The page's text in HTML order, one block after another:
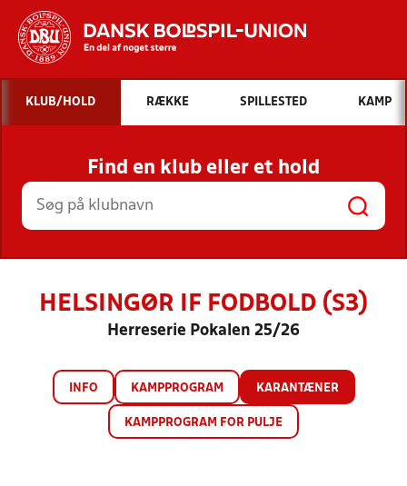
Hvad vil du søge efter?
INDHOLD OG NYHEDER
STILLINGER, RESULTATER, KLUBBER OG
HOLD
KLUB/HOLD RÆKKE SPILLESTED KAMP
Find en klub eller et hold
HELSINGØR IF FODBOLD (S3)
Herreserie Pokalen 25/26
INFO KAMPPROGRAM KARANTÆNER
KAMPPROGRAM FOR PULJE